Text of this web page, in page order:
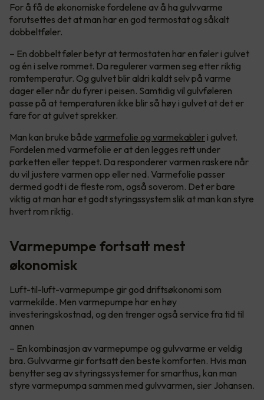
For å få de økonomiske fordelene av å ha gulvvarme
forutsettes det at man har en god termostat og såkalt
dobbeltføler.
– En dobbelt føler betyr at termostaten har en føler i gulvet
og én i selve rommet. Da regulerer varmen seg etter riktig
romtemperatur. Og gulvet blir aldri kaldt selv på varme
dager eller når du fyrer i peisen. Samtidig vil gulvføleren
passe på at temperaturen ikke blir så høy i gulvet at det er
fare for at gulvet sprekker.
Man kan bruke både varmefolie og varmekabler i gulvet.
Fordelen med varmefolie er at den legges rett under
parketten eller teppet. Da responderer varmen raskere når
du vil justere varmen opp eller ned. Varmefolie passer
dermed godt i de fleste rom, også soverom. Det er bare
viktig at man har et godt styringssystem slik at man kan styre
hvert rom riktig.
Varmepumpe fortsatt mest
økonomisk
Luft-til-luft-varmepumpe gir god driftsøkonomi som
varmekilde. Men varmepumpe har en høy
investeringskostnad, og den trenger også service fra tid til
annen
– En kombinasjon av varmepumpe og gulvvarme er veldig
bra. Gulvvarme gir fortsatt den beste komforten. Hvis man
benytter seg av styringssystemer for smarthus, kan man
styre varmepumpa sammen med gulvvarmen, sier Johansen.